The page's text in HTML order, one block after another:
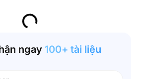
ngay 100+ tài liệu